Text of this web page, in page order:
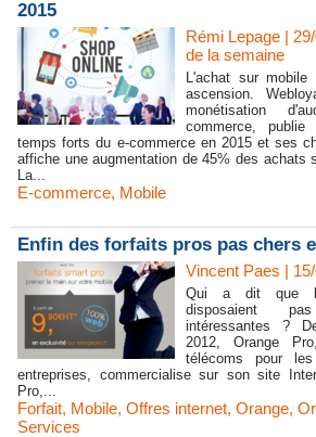
2015
Rémi Lepage |
de la semaine
L'achat sur mobile
ascension.
monétisation
commerce,
temps forts du e-commerce en 2015 et ses
affiche une augmentation de 45% des achats
La...
E-commerce, Mobile
Enfin des forfaits pros pas chers
Vincent Paes |
Qui a dit que
disposaient
intéressantes ?
2012, Orange
télécoms pour
entreprises, commercialise sur son site
Pro,...
Forfait, Mobile, Offres internet, Orange,
Services